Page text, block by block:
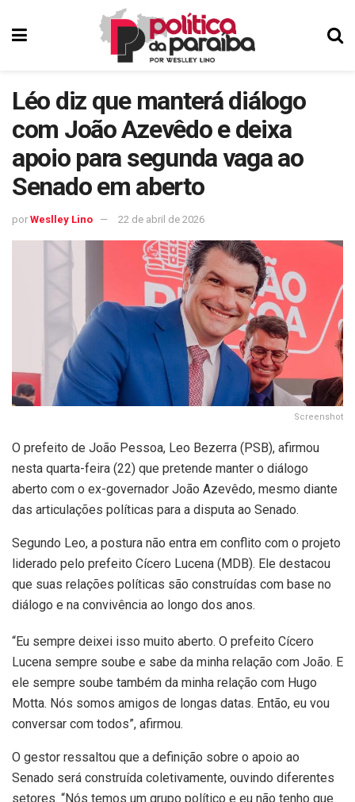
Léo diz que manterá diálogo
com João Azevêdo e deixa
apoio para segunda vaga ao
Senado em aberto
por Weslley Lino 22 de abril de 2026
Screenshot
O prefeito de João Pessoa, Leo Bezerra (PSB), afirmou
nesta quarta-feira (22) que pretende manter o diálogo
aberto com o ex-governador João Azevêdo, mesmo diante
das articulações políticas para a disputa ao Senado.
Segundo Leo, a postura não entra em conflito com o projeto
liderado pelo prefeito Cícero Lucena (MDB). Ele destacou
que suas relações políticas são construídas com base no
diálogo e na convivência ao longo dos anos.
“Eu sempre deixei isso muito aberto. O prefeito Cícero
Lucena sempre soube e sabe da minha relação com João. E
ele sempre soube também da minha relação com Hugo
Motta. Nós somos amigos de longas datas. Então, eu vou
conversar com todos”, afirmou.
O gestor ressaltou que a definição sobre o apoio ao
Senado será construída coletivamente, ouvindo diferentes
setores. “Nós temos um grupo político e eu não tenho que